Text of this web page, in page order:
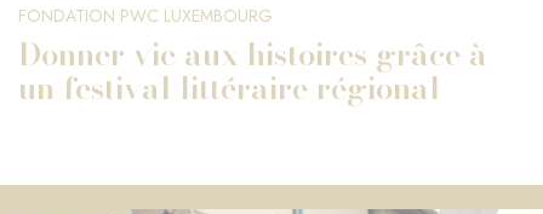
FONDATION PWC LUXEMBOURG
Donner vie aux histoires grâce à
un festival littéraire régional